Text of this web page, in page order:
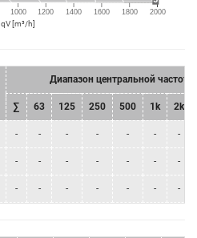
1000 1200 1400 1600 1800 2000
qV [m³/h]
Диапазон центральной частоты
∑ 63 125 250 500 1k 2k
- - - - - - -
- - - - - - -
- - - - - - -